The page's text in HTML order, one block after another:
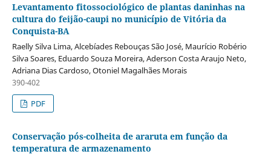
Levantamento fitossociológico de plantas daninhas na
cultura do feijão-caupi no município de Vitória da
Conquista-BA
Raelly Silva Lima, Alcebíades Rebouças São José, Maurício Robério
Silva Soares, Eduardo Souza Moreira, Aderson Costa Araujo Neto,
Adriana Dias Cardoso, Otoniel Magalhães Morais
390-402
PDF
Conservação pós-colheita de araruta em função da
temperatura de armazenamento